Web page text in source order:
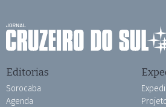
Editorias
Sorocaba
Agenda